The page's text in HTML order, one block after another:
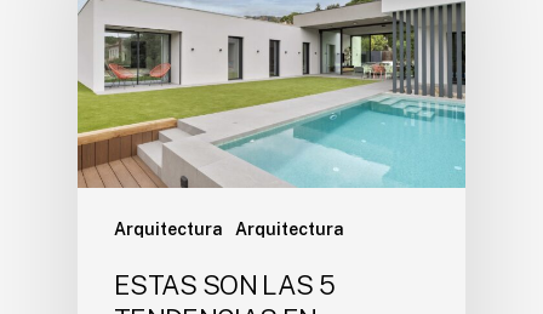
Arquitectura Arquitectura
ESTAS SON LAS 5